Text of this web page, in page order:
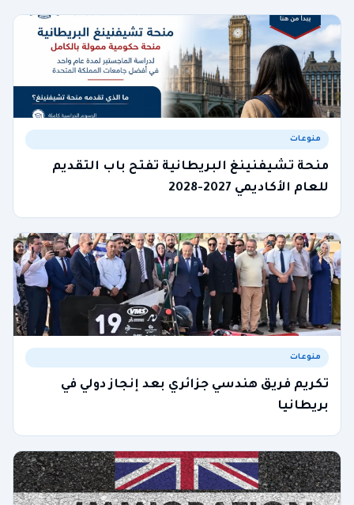
منوعات
منحة تشيفنينغ البريطانية تفتح باب التقديم
للعام الأكاديمي 2027-2028
منوعات
تكريم فريق هندسي جزائري بعد إنجاز دولي في
بريطانيا